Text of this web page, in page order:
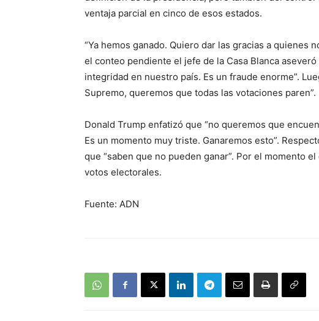
ventaja parcial en cinco de esos estados.
“Ya hemos ganado. Quiero dar las gracias a quienes
el conteo pendiente el jefe de la Casa Blanca
integridad en nuestro país. Es un fraude enorme”.
Supremo, queremos que todas las votaciones paren”.
Donald Trump enfatizó que “no queremos que
Es un momento muy triste. Ganaremos esto”.
que “saben que no pueden ganar”. Por el momento
votos electorales.
Fuente: ADN